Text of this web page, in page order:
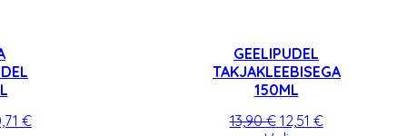
€Praegune
GEELIPUDEL
TAKJAKLEEBISEGA
150ML
13,90€ Algne
12,51 €Praegune